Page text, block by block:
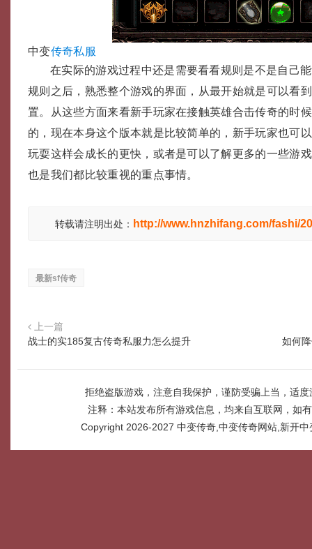
中变传奇私服
在实际的游戏过程中还是需要看看规则是不是自己
规则之后，熟悉整个游戏的界面，从最开始就是可以看
置。从这些方面来看新手玩家在接触英雄合击传奇的时
的，现在本身这个版本就是比较简单的，新手玩家也可
玩耍这样会成长的更快，或者是可以了解更多的一些游
也是我们都比较重视的重点事情。
转载请注明出处： http://www.hnzhifang.com/fashi/
最新sf传奇
上一篇
战士的实185复古传奇私服力怎么提升
如何
拒绝盗版游戏，注意自我保护，谨防受骗上当，适
注释：本站发布所有游戏信息，均来自互联网，如
Copyright 2026-2027 中变传奇,中变传奇网站,新开